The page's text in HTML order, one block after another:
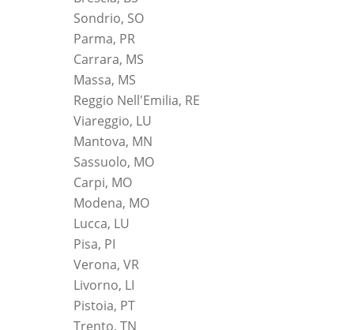
Sondrio, SO
Parma, PR
Carrara, MS
Massa, MS
Reggio Nell'Emilia, RE
Viareggio, LU
Mantova, MN
Sassuolo, MO
Carpi, MO
Modena, MO
Lucca, LU
Pisa, PI
Verona, VR
Livorno, LI
Pistoia, PT
Trento, TN